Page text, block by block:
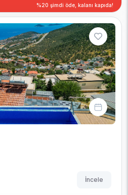
%20 şimdi öde, kalanı kapıda!
İncele